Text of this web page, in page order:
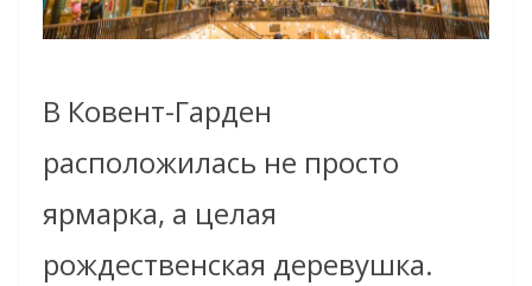
В Ковент-Гарден
расположилась не просто
ярмарка, а целая
рождественская деревушка.